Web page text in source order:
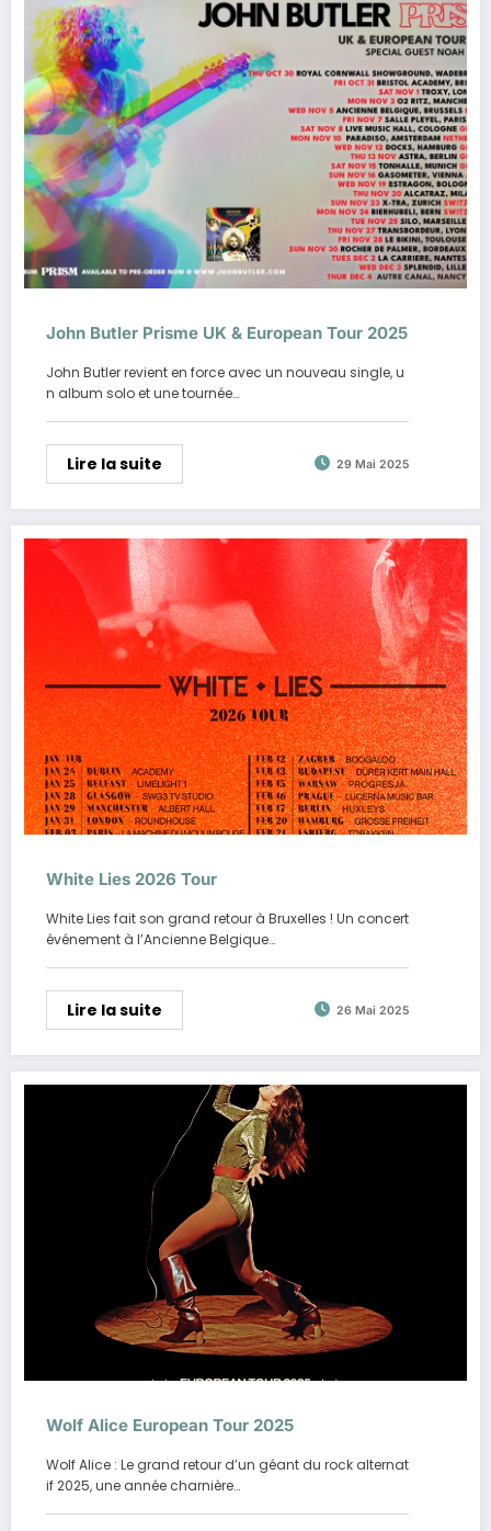
John Butler Prisme UK & European Tour 2025
John Butler revient en force avec un nouveau single, u
n album solo et une tournée…
Lire la suite 29 Mai 2025
White Lies 2026 Tour
White Lies fait son grand retour à Bruxelles ! Un concert
événement à l’Ancienne Belgique…
Lire la suite 26 Mai 2025
Wolf Alice European Tour 2025
Wolf Alice : Le grand retour d’un géant du rock alternat
if 2025, une année charnière…